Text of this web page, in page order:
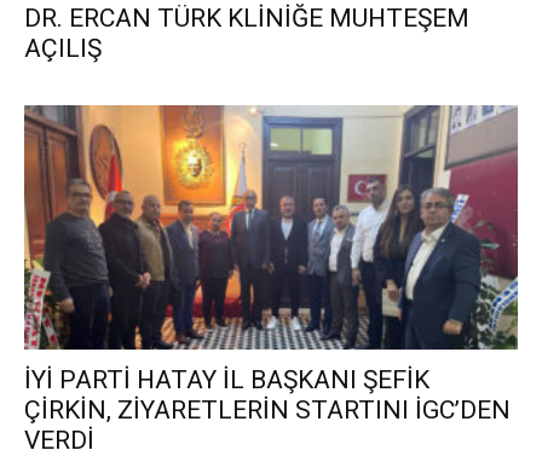
DR. ERCAN TÜRK KLİNİĞE MUHTEŞEM
AÇILIŞ
İYİ PARTİ HATAY İL BAŞKANI ŞEFİK
ÇİRKİN, ZİYARETLERİN STARTINI İGC’DEN
VERDİ